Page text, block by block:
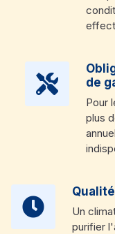
de
Pour
plus
Un
purifier